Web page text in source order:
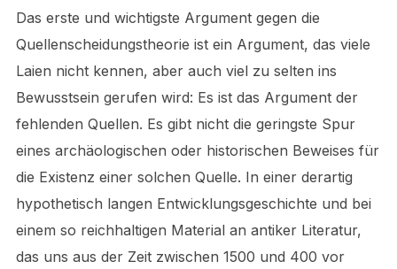
Das erste und wichtigste Argument gegen die
Quellenscheidungstheorie ist ein Argument, das viele
Laien nicht kennen, aber auch viel zu selten ins
Bewusstsein gerufen wird: Es ist das Argument der
fehlenden Quellen. Es gibt nicht die geringste Spur
eines archäologischen oder historischen Beweises für
die Existenz einer solchen Quelle. In einer derartig
hypothetisch langen Entwicklungsgeschichte und bei
einem so reichhaltigen Material an antiker Literatur,
das uns aus der Zeit zwischen 1500 und 400 vor